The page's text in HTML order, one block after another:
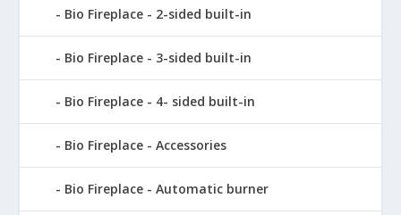
Bio Fireplace - 2-sided built-in
Bio Fireplace - 3-sided built-in
Bio Fireplace - 4- sided built-in
Bio Fireplace - Accessories
Bio Fireplace - Automatic burner